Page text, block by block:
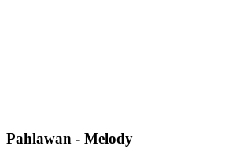
Pahlawan - Melody